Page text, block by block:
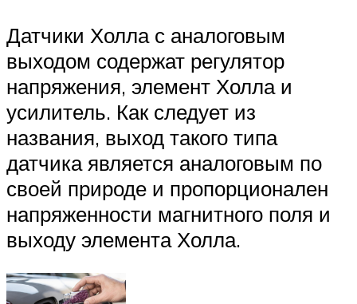
Датчики Холла с аналоговым
выходом содержат регулятор
напряжения, элемент Холла и
усилитель. Как следует из
названия, выход такого типа
датчика является аналоговым по
своей природе и пропорционален
напряженности магнитного поля и
выходу элемента Холла.